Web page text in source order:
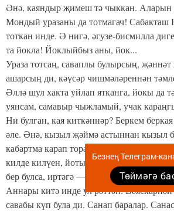
Әнә, каяндыр җимеш тә чыккан. Аларын
Мондый уразаны да тотмагач! Сабакташ
тоткан инде. Ә нигә, әгузе-бисмилла
та йокла! Йоклыйбыз аны, йок...
Ураза тотсаң, саваплы булырсың,
ашарсың ди, кәүсәр чишмәләреннән
Әллә шул хакта уйлап ятканга, йокы да
уянсам, самавыр чыжламый, учак
Ни булган, кая киткәннәр? Беркем
әле. Әнә, кызыл җәймә астыннан кызыл
кабартма карап тора, ә мин аны
килде килүен, йотып җибәрдем, ураза
бер булса, иртәгә — ике, берсекөнгә өч
Аннары китә инде ул рәттән.
савабы күп була ди. Санап баралар.
Безнең Телеграм-
Төймәгә